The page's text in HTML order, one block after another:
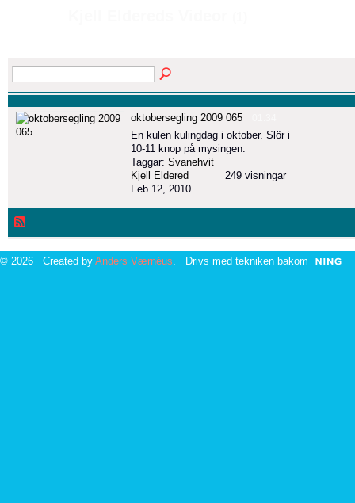
oktobersegling 2009 065
En kulen kulingdag i oktober. Slör i
10-11 knop på mysingen.
Taggar: Svanehvit
Kjell Eldered
Feb 12, 2010
249 visningar
© 2026 Created by Anders Værnéus . Drivs med tekniken bakom